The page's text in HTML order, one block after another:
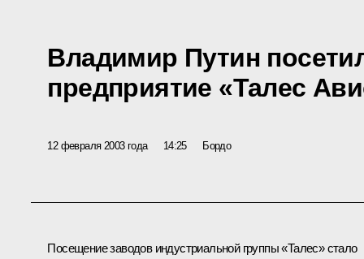
Владимир Путин
предприятие «Талес
12 февраля 2003 года 14:25 Бордо
Посещение заводов индустриальной группы «Талес» стало